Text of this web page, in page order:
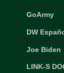
GoArmy
DW
Joe Biden
LINK-S